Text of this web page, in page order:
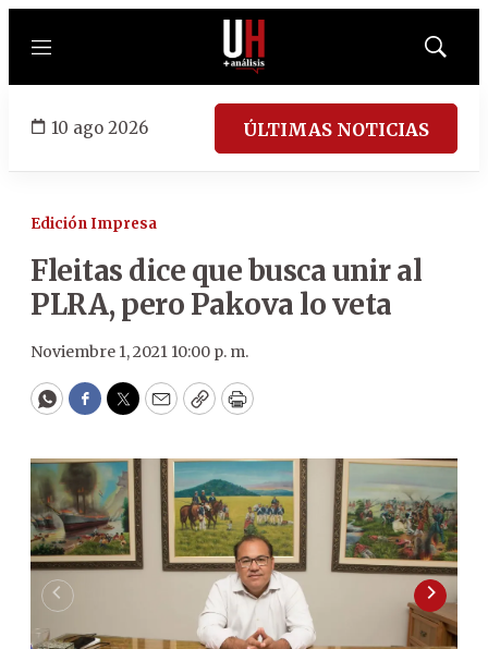
Menú
Mostrar
10 ago 2026 ÚLTIMAS NOTICIAS
Edición Impresa
Fleitas dice que busca unir al
PLRA, pero Pakova lo veta
Noviembre 1, 2021 10:00 p. m.
WhatsApp
Facebook
Twitter
EmailCopyPrint